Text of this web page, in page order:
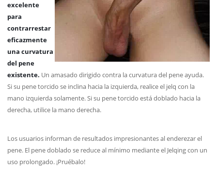
excelente
para
contrarrestar
eficazmente
una curvatura
del pene
existente. Un amasado dirigido contra la curvatura del pene ayuda.
Si su pene torcido se inclina hacia la izquierda, realice el jelq con la
mano izquierda solamente. Si su pene torcido está doblado hacia la
derecha, utilice la mano derecha.
Los usuarios informan de resultados impresionantes al enderezar el
pene. El pene doblado se reduce al mínimo mediante el Jelqing con un
uso prolongado. ¡Pruébalo!